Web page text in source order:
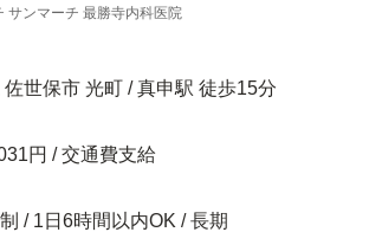
サンマーチ 最勝寺内科医院
佐世保市 光町 / 真申駅 徒歩15分
円 / 交通費支給
/ 1日6時間以内OK / 長期